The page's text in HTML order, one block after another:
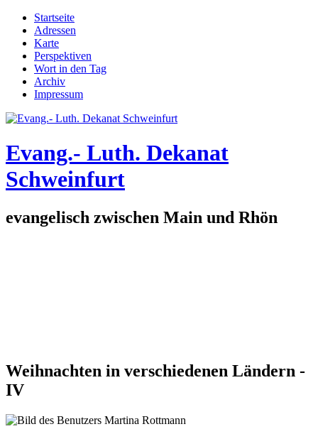
Direkt zum Inhalt
Hauptmenü
Startseite
Adressen
Karte
Perspektiven
Wort in den Tag
Archiv
Impressum
Evang.- Luth. Dekanat
Schweinfurt
evangelisch zwischen Main und Rhön
Weihnachten in verschiedenen Ländern -
IV